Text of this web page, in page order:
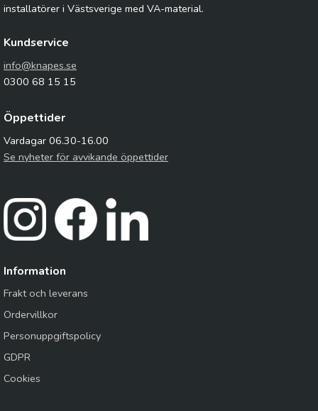
installatörer i Västsverige med VA-material.
Kundservice
info@knapes.se
0300 68 15 15
Öppettider
Vardagar 06.30-16.00
Se nyheter för avvikande öppettider
Information
Frakt och leverans
Ordervillkor
Personuppgiftspolicy
GDPR
Cookies